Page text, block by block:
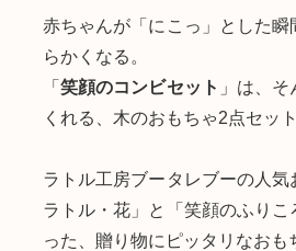
赤ちゃんが「にこっ」とした瞬
らかくなる。
「 笑顔のコンビセット 」は、
くれる、木のおもちゃ2点セット
ラトル工房ブータレブーの人
ラトル・花」と「笑顔のふりこ
った、贈り物にピッタリなおも